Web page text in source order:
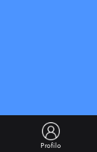
Profilo